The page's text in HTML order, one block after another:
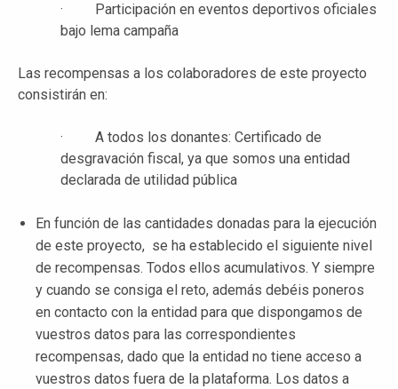
· Participación en eventos deportivos oficiales
bajo lema campaña
Las recompensas a los colaboradores de este proyecto
consistirán en:
· A todos los donantes: Certificado de
desgravación fiscal, ya que somos una entidad
declarada de utilidad pública
En función de las cantidades donadas para la ejecución
de este proyecto, se ha establecido el siguiente nivel
de recompensas. Todos ellos acumulativos. Y siempre
y cuando se consiga el reto, además debéis poneros
en contacto con la entidad para que dispongamos de
vuestros datos para las correspondientes
recompensas, dado que la entidad no tiene acceso a
vuestros datos fuera de la plataforma. Los datos a